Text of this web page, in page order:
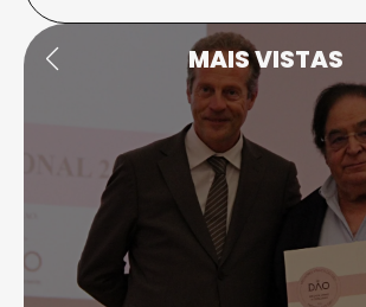
MAIS VISTAS